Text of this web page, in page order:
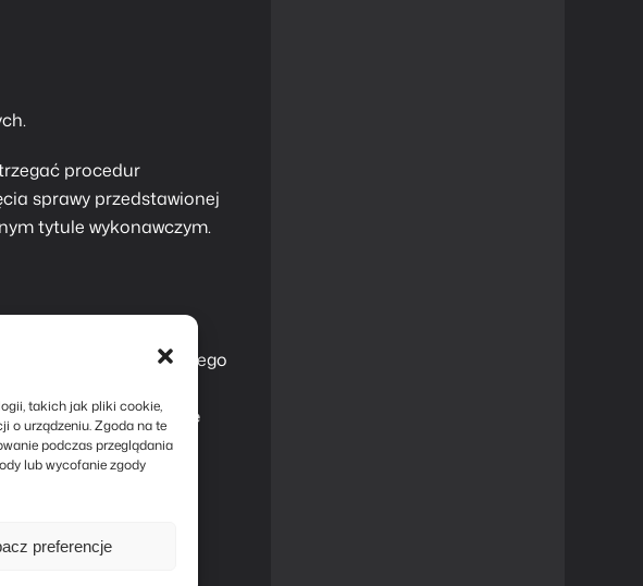
takich jak pliki cookie,
o urządzeniu. Zgoda na te
podczas przeglądania
lub wycofanie zgody
preferencje
procedur
sprawy przedstawionej
tytule wykonawczym.
do konkretnego
swoim asesorom –
wierzyciel może
swoich